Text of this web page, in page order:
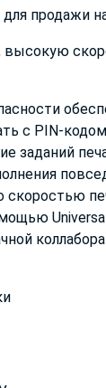
продажи
высокую
с PIN-
заданий